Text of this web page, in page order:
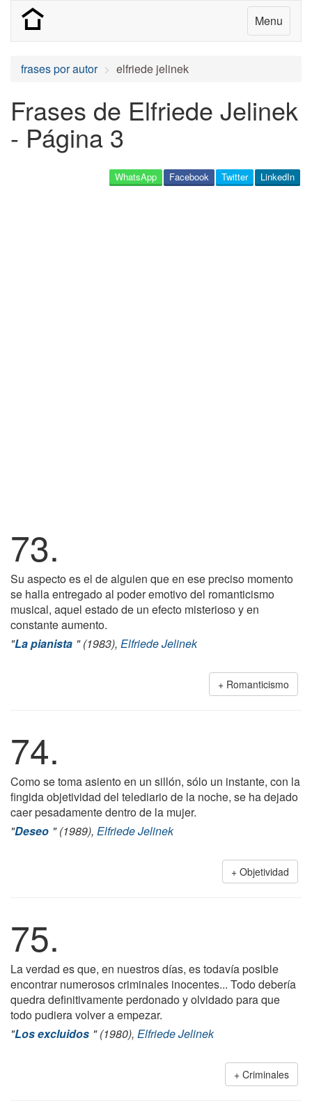
Menu
frases por autor elfriede jelinek
Frases de Elfriede Jelinek
- Página 3
LinkedIn
Twitter
Facebook
WhatsApp
73.
Su aspecto es el de alguien que en ese preciso momento
se halla entregado al poder emotivo del romanticismo
musical, aquel estado de un efecto misterioso y en
constante aumento.
"La pianista " (1983), Elfriede Jelinek
Romanticismo
74.
Como se toma asiento en un sillón, sólo un instante, con la
fingida objetividad del telediario de la noche, se ha dejado
caer pesadamente dentro de la mujer.
"Deseo " (1989), Elfriede Jelinek
Objetividad
75.
La verdad es que, en nuestros días, es todavía posible
encontrar numerosos criminales inocentes... Todo debería
quedra definitivamente perdonado y olvidado para que
todo pudiera volver a empezar.
"Los excluidos " (1980), Elfriede Jelinek
Criminales